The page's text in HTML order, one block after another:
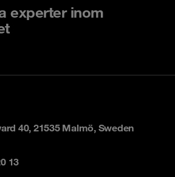
experter inom
40, 21535 Malmö, Sweden
13